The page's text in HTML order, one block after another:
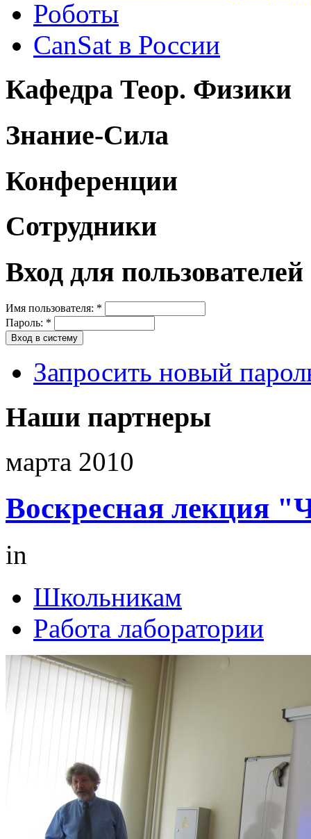
Роботы
CanSat в России
Кафедра Теор. Физики
Знание-Сила
Конференции
Сотрудники
Вход для пользователей
Имя пользователя: *
Пароль: *
Запросить новый
Наши партнеры
марта 2010
Воскресная лекция
in
Школьникам
Работа лаборатории